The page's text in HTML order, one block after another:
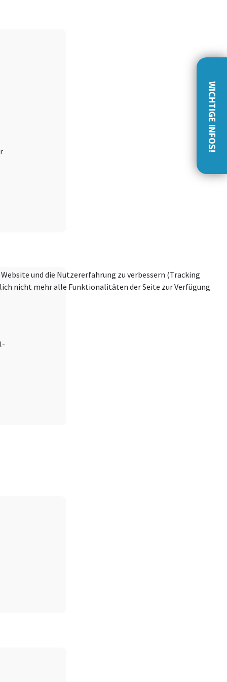
WICHTIGE INFOS!
und die Nutzererfahrung zu verbessern (Tracking
nicht mehr alle Funktionalitäten der Seite zur Verfügung